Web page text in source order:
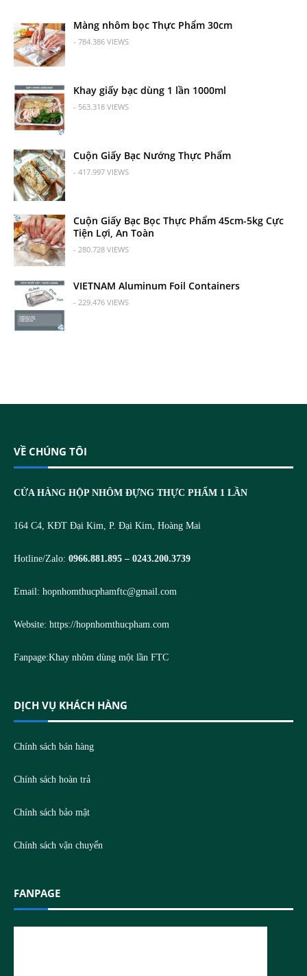
Màng nhôm bọc Thực Phẩm 30cm
- 784.386 VIEWS
Khay giấy bạc dùng 1 lần 1000ml
- 563.318 VIEWS
Cuộn Giấy Bạc Nướng Thực Phẩm
- 417.997 VIEWS
Cuộn Giấy Bạc Bọc Thực Phẩm 45cm-5kg Cực
Tiện Lợi, An Toàn
- 280.728 VIEWS
VIETNAM Aluminum Foil Containers
- 229.476 VIEWS
VỀ CHÚNG TÔI
CỬA HÀNG HỘP NHÔM ĐỰNG THỰC PHẨM 1 LẦN
164 C4, KĐT Đại Kim, P. Đại Kim, Hoàng Mai
Hotline/Zalo: 0966.881.895 – 0243.200.3739
Email: hopnhomthucphamftc@gmail.com
Website: https://hopnhomthucpham.com
Fanpage:Khay nhôm dùng một lần FTC
DỊCH VỤ KHÁCH HÀNG
Chính sách bán hàng
Chính sách hoàn trả
Chính sách bảo mật
Chính sách vận chuyển
FANPAGE